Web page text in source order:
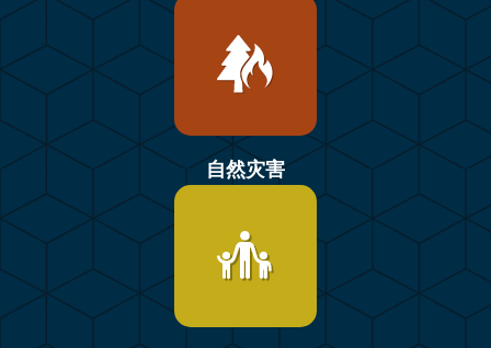
自然灾害